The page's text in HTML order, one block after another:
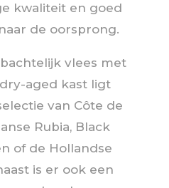
kwaliteit en goed
de oorsprong.
vlees met
aged kast ligt
van Côte de
Rubia, Black
of de Hollandse
is er ook een